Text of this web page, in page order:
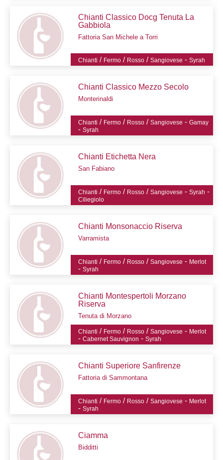
Chianti Classico Docg Tenuta La
Gabbiola
Fattoria San Michele a Torri
Chianti / Fermo / Rosso /Sangiovese -Syrah
Chianti Classico Mezzo Secolo
Monterinaldi
Chianti / Fermo / Rosso /Sangiovese -Gamay
-Syrah
Chianti Etichetta Nera
San Fabiano
Chianti / Fermo / Rosso /Sangiovese -Syrah -
Ciliegiolo
Chianti Monsonaccio Riserva
Varramista
Chianti / Fermo / Rosso /Sangiovese - Merlot
-Syrah
Chianti Montespertoli Morzano
Riserva
Tenuta di Morzano
Chianti / Fermo / Rosso /Sangiovese - Merlot
-Cabernet Sauvignon -Syrah
Chianti Superiore Sanfirenze
Fattoria di Sammontana
Chianti / Fermo / Rosso /Sangiovese - Merlot
-Syrah
Ciamma
Bidditti